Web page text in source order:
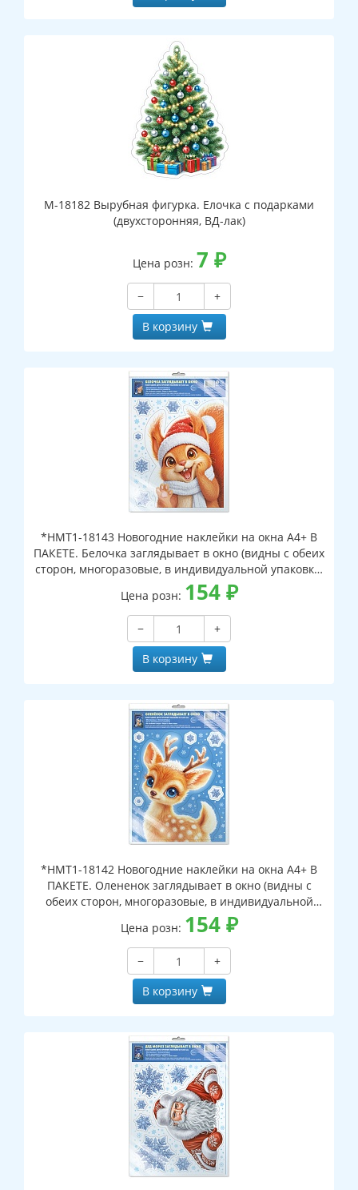
М-18182 Вырубная фигурка. Елочка с подарками
(двухсторонняя, ВД-лак)
Цена розн: 7 ₽
−
+
В корзину
*НМТ1-18143 Новогодние наклейки на окна А4+ В
ПАКЕТЕ. Белочка заглядывает в окно (видны с обеих
сторон, многоразовые, в индивидуальной упаковке,
с европодвесом и клеевым клапаном)
Цена розн: 154₽
−
+
В корзину
*НМТ1-18142 Новогодние наклейки на окна А4+ В
ПАКЕТЕ. Олененок заглядывает в окно (видны с
обеих сторон, многоразовые, в индивидуальной
упаковке, с европодвесом и клеевым клапаном)
Цена розн: 154₽
−
+
В корзину